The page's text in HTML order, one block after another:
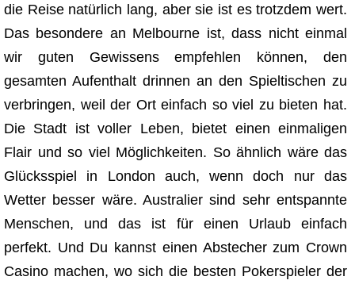
die Reise natürlich lang, aber sie ist es trotzdem wert.
Das besondere an Melbourne ist, dass nicht einmal
wir guten Gewissens empfehlen können, den
gesamten Aufenthalt drinnen an den Spieltischen zu
verbringen, weil der Ort einfach so viel zu bieten hat.
Die Stadt ist voller Leben, bietet einen einmaligen
Flair und so viel Möglichkeiten. So ähnlich wäre das
Glücksspiel in London auch, wenn doch nur das
Wetter besser wäre. Australier sind sehr entspannte
Menschen, und das ist für einen Urlaub einfach
perfekt. Und Du kannst einen Abstecher zum Crown
Casino machen, wo sich die besten Pokerspieler der